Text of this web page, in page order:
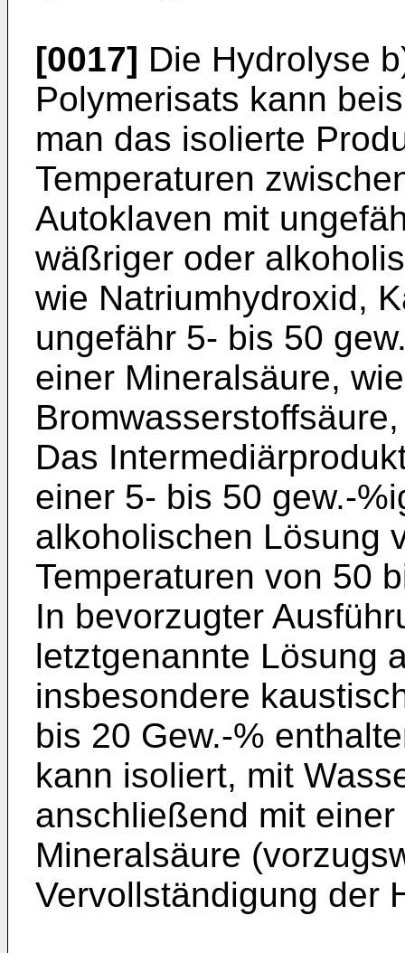
[0017] Die Hydrolyse
Polymerisats kann
man das isolierte
Temperaturen
Autoklaven mit
wäßriger oder
wie Natriumhydroxid,
ungefähr 5- bis 50
einer Mineralsäure,
Das
einer 5- bis 50 gew.-
alkoholischen Lösung
Temperaturen von 50
In bevorzugter
letztgenannte Lösung
insbesondere
bis 20 Gew.-%
kann isoliert, mit
anschließend mit
Mineralsäure
Vervollständigung der